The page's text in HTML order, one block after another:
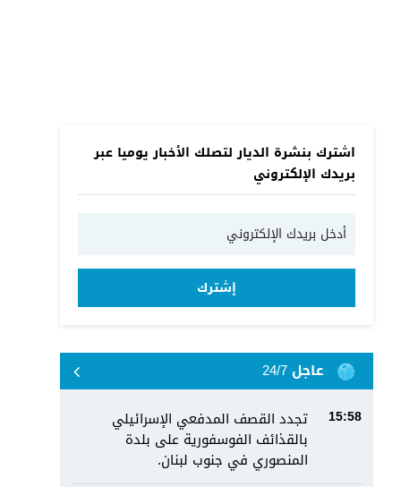
اشترك بنشرة الديار لتصلك الأخبار يوميا عبر
بريدك الإلكتروني
إشترك
عاجل 24/7
15:58
تجدد القصف المدفعي الإسرائيلي
بالقذائف الفوسفورية على بلدة
المنصوري في جنوب لبنان.